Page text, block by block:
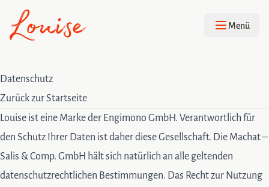
Menü
Navigation
Datenschutz
Zurück zur Startseite
Louise ist eine Marke der Engimono GmbH. Verantwortlich für
den Schutz Ihrer Daten ist daher diese Gesellschaft. Die Machat –
Salis & Comp. GmbH hält sich natürlich an alle geltenden
datenschutzrechtlichen Bestimmungen. Das Recht zur Nutzung